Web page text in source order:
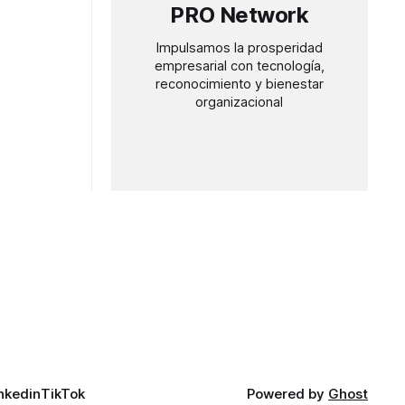
PRO Network
Impulsamos la prosperidad
empresarial con tecnología,
reconocimiento y bienestar
organizacional
TikTok Powered by Ghost